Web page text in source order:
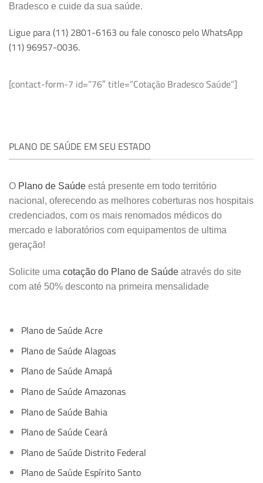
Bradesco e cuide da sua saúde.
Ligue para (11) 2801-6163 ou fale conosco pelo WhatsApp
(11) 96957-0036.
[contact-form-7 id=”76″ title=”Cotação Bradesco Saúde”]
PLANO DE SAÚDE EM SEU ESTADO
O Plano de Saúde está presente em todo território
nacional, oferecendo as melhores coberturas nos hospitais
credenciados, com os mais renomados médicos do
mercado e laboratórios com equipamentos de ultima
geração!
Solicite uma cotação do Plano de Saúde através do site
com até 50% desconto na primeira mensalidade
Plano de Saúde Acre
Plano de Saúde Alagoas
Plano de Saúde Amapá
Plano de Saúde Amazonas
Plano de Saúde Bahia
Plano de Saúde Ceará
Plano de Saúde Distrito Federal
Plano de Saúde Espírito Santo